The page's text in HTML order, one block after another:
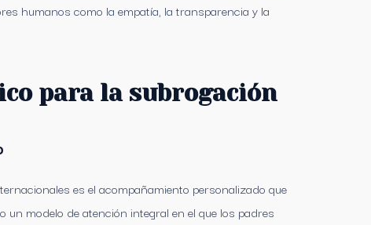
humanos como la empatía, la transparencia y la
para la subrogación
es el acompañamiento personalizado que
un modelo de atención integral en el que los padres